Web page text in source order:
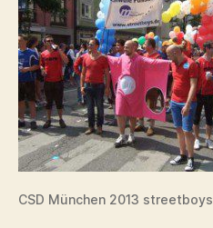
CSD München 2013 streetboys